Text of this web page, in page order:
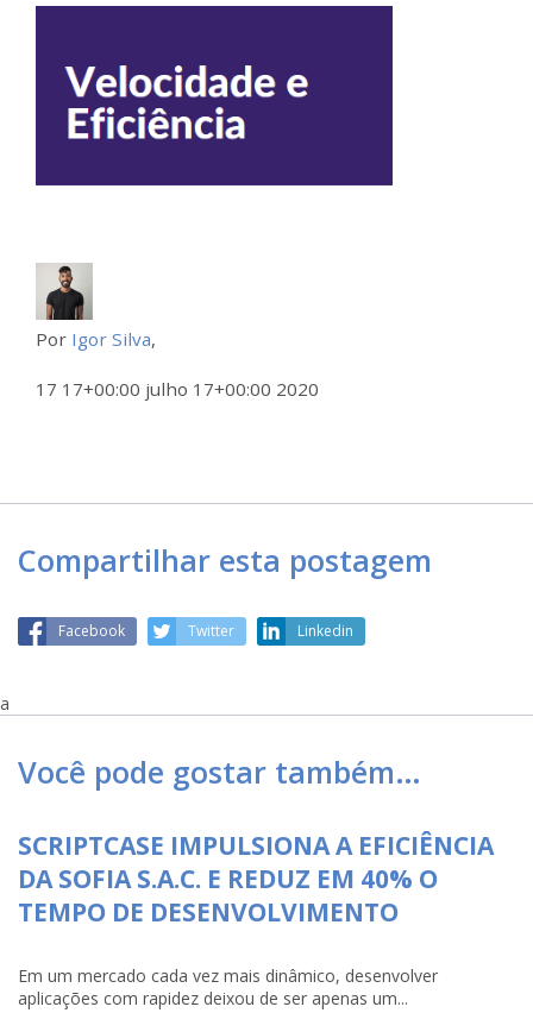
Por Igor Silva,
17 17+00:00 julho 17+00:00 2020
Compartilhar esta postagem
Facebook Twitter Linkedin
a
Você pode gostar também…
SCRIPTCASE IMPULSIONA A EFICIÊNCIA
DA SOFIA S.A.C. E REDUZ EM 40% O
TEMPO DE DESENVOLVIMENTO
Em um mercado cada vez mais dinâmico, desenvolver
aplicações com rapidez deixou de ser apenas um...